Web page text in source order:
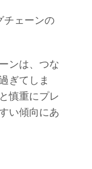
チェーンの
ンは、つな
ぎてしま
慎重にプレ
い傾向にあ